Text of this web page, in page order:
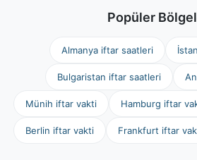
Popüler
Almanya iftar saatleri
Bulgaristan iftar saatleri
Münih iftar vakti Hamburg iftar
Berlin iftar vakti Frankfurt iftar